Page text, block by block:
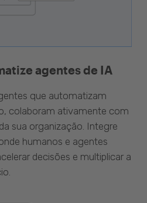
agentes de IA
que automatizam
colaboram ativamente com
sua organização. Integre
humanos e agentes
decisões e multiplicar a